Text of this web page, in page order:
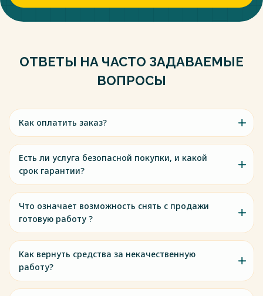
ОТВЕТЫ НА ЧАСТО ЗАДАВАЕМЫЕ
ВОПРОСЫ
Как оплатить заказ?
Есть ли услуга безопасной покупки, и какой
срок гарантии?
Что означает возможность снять с продажи
готовую работу ?
Как вернуть средства за некачественную
работу?